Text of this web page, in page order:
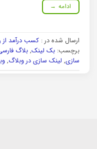
ادامه →
ارسال شده در : کسب درآمد از
برچسب: بک لینک,بلاگ
سازی, لینک سازی در وبلاگ,